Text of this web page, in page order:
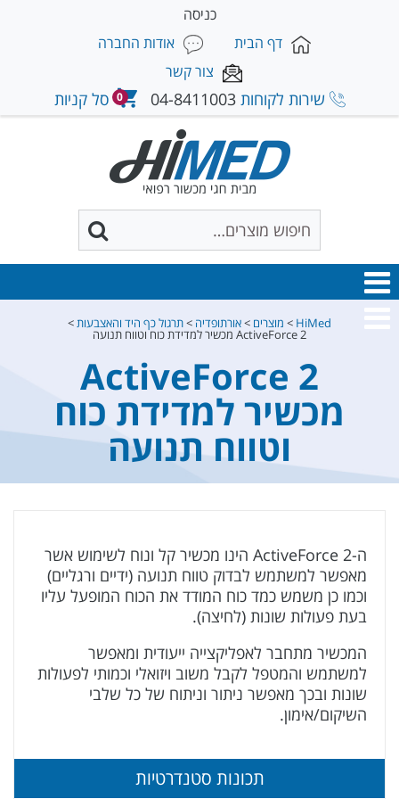
כניסה
דף הבית
אודות החברה
צור קשר
שירות לקוחות 04-8411003 סל קניות 0
HiMed
> מוצרים >אורתופדיה >תרגול כף היד והאצבעות>
ActiveForce 2 מכשיר למדידת כוח וטווח תנועה
ActiveForce 2
מכשיר למדידת כוח
וטווח תנועה
ה-ActiveForce 2 הינו מכשיר קל ונוח לשימוש אשר
מאפשר למשתמש לבדוק טווח תנועה (ידיים ורגליים)
וכמו כן משמש כמד כוח המודד את הכוח המופעל עליו
בעת פעולות שונות (לחיצה).
המכשיר מתחבר לאפליקצייה ייעודית ומאפשר
למשתמש והמטפל לקבל משוב ויזואלי וכמותי לפעולות
שונות ובכך מאפשר ניתור וניתוח של כל שלבי
השיקום/אימון.
תכונות סטנדרטיות